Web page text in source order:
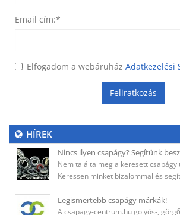
Email cím:*
Elfogadom a webáruház Adatkezelési
Feliratkozás
HÍREK
Nincs ilyen csapágy? Segítünk
Nem találta meg a keresett csapágy
Keressen minket bizalommal és
Legismertebb csapágy márkák!
A csapagy-centrum.hu golyós-,